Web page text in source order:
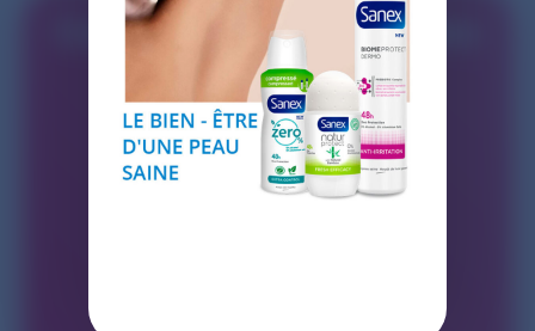
Commencez à faire des
économies avec
Shopmium